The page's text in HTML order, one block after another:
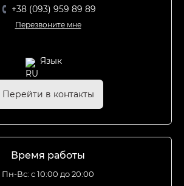
+38 (093) 959 89 89
Перезвоните мне
Язык
Перейти в контакты
Время работы
Пн-Вс: с 10:00 до 20:00